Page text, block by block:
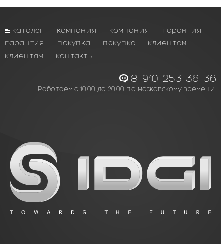
каталог компания компания
гарантия
гарантия
покупка покупка
клиентам
клиентам
контакты
8-910-253-36-36
Работаем с 10.00 до 20.00 по московскому времени.